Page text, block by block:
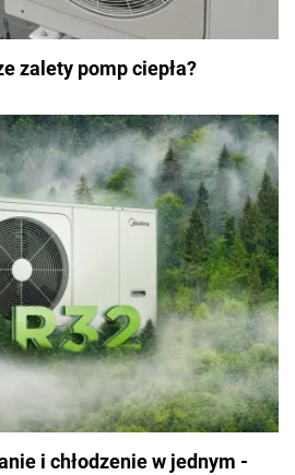
zalety pomp ciepła?
i chłodzenie w jednym -